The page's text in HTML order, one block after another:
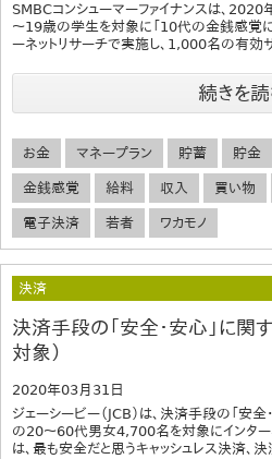
SMBCコンシューマーファイナンスは、
～19歳の学生を対象に「10代の金銭感覚
ーネットリサーチで実施し、1,000名の有
続きを
お金 マネープラン 貯蓄 貯金
金銭感覚 給料 収入 買い物
電子決済 若者 ワカモノ
決済
決済手段の「安全・安心」に関
対象）
2020年03月31日
ジェーシービー（JCB）は、決済手段の「安
の20～60代男女4,700名を対象にインター
は、最も安全だと思うキャッシュレス決済、